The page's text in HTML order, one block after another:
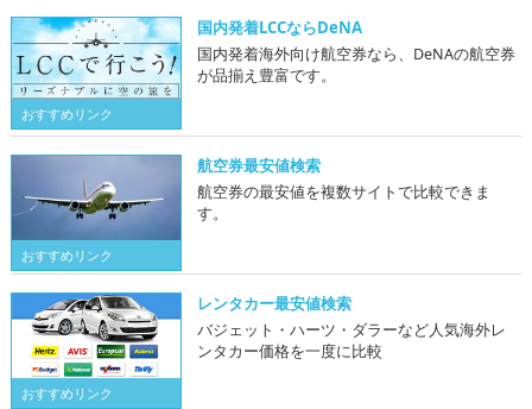
おすすめリンク
国内発着LCCならDeNA
国内発着海外向け航空券なら、DeNAの航空券
が品揃え豊富です。
おすすめリンク
航空券最安値検索
航空券の最安値を複数サイトで比較できま
す。
おすすめリンク
レンタカー最安値検索
バジェット・ハーツ・ダラーなど人気海外レ
ンタカー価格を一度に比較